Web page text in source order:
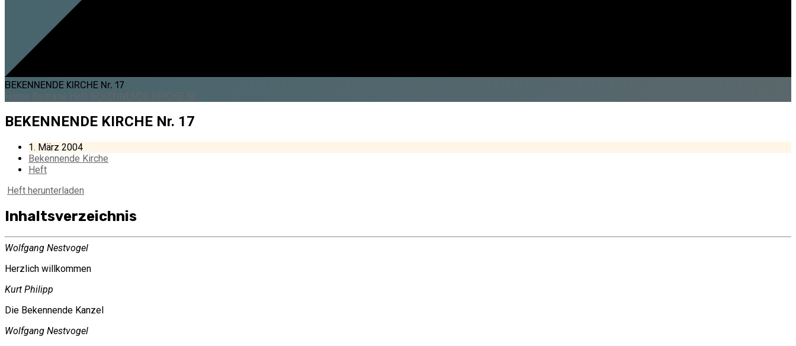
BEKENNENDE KIRCHE Nr. 17
Home Beiträge Heft BEKENNENDE KIRCHE Nr.…
BEKENNENDE KIRCHE Nr. 17
1. März 2004
Bekennende Kirche
Heft
Heft herunterladen
Inhaltsverzeichnis
Wolfgang Nestvogel
Herzlich willkommen
Kurt Philipp
Die Bekennende Kanzel
Wolfgang Nestvogel